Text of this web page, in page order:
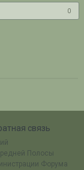
0
связь
Полосы
Форума